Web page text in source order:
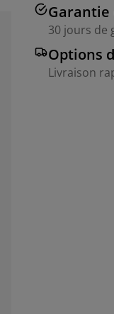
Garantie
30 jours de
Options
Livraison